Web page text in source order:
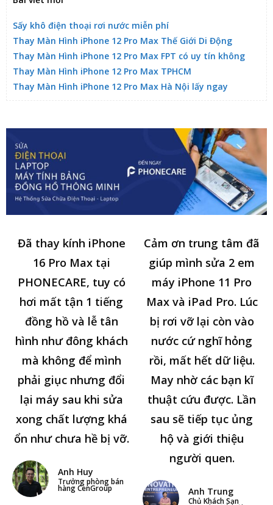
Sấy khô điện thoại rơi nước miễn phí
Thay Màn Hình iPhone 12 Pro Max Thế Giới Di Động
Thay Màn Hình iPhone 12 Pro Max FPT có uy tín không
Thay Màn Hình iPhone 12 Pro Max TPHCM
Thay Màn Hình iPhone 12 Pro Max Hà Nội lấy ngay
Đã thay kính iPhone
16 Pro Max tại
PHONECARE, tuy có
hơi mất tận 1 tiếng
đồng hồ và lễ tân
hình như đông khách
mà không để mình
phải giục nhưng đổi
lại máy sau khi sửa
xong chất lượng khá
ổn như chưa hề bị vỡ.
Anh Huy
Trưởng phòng bán
hàng CenGroup
Cảm ơn trung tâm đã
giúp mình sửa 2 em
máy iPhone 11 Pro
Max và iPad Pro. Lúc
bị rơi vỡ lại còn vào
nước cứ nghĩ hỏng
rồi, mất hết dữ liệu.
May nhờ các bạn kĩ
thuật cứu được. Lần
sau sẽ tiếp tục ủng
hộ và giới thiệu
người quen.
Anh Trung
Chủ Khách Sạn